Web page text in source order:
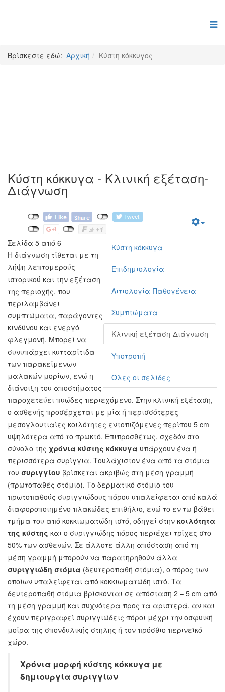
Βρίσκεστε εδώ: Αρχική Κύστη κόκκυγος
Κύστη κόκκυγα - Κλινική εξέταση-
Διάγνωση
Κύστη κόκκυγα
Επιδημιολογία
Αιτιολογία-Παθογένεια
Συμπτώματα
Κλινική εξέταση-Διάγνωση
Υποτροπή
Όλες οι σελίδες
Σελίδα 5 από 6
Η διάγνωση τίθεται με τη
λήψη λεπτομερούς
ιστορικού και την εξέταση
της περιοχής, που
περιλαμβάνει
συμπτώματα, παράγοντες
κινδύνου και ενεργό
φλεγμονή. Μπορεί να
συνυπάρχει κυτταρίτιδα
των παρακείμενων
μαλακών μορίων, ενώ η
διάνοιξη του αποστήματος
παροχετεύει πυώδες περιεχόμενο. Στην κλινική εξέταση,
ο ασθενής προσέρχεται με μία ή περισσότερες
μεσογλουτιαίες κοιλότητες εντοπιζόμενες περίπου 5 cm
υψηλότερα από το πρωκτό. Επιπροσθέτως, σχεδόν στο
σύνολο της χρόνια κύστης κόκκυγα υπάρχουν ένα ή
περισσότερα συρίγγια. Τουλάχιστον ένα από τα στόμια
του συριγγίου βρίσκεται ακριβώς στη μέση γραμμή
(πρωτοπαθές στόμιο). Το δερματικό στόμιο του
πρωτοπαθούς συριγγιώδους πόρου υπαλείφεται από καλά
διαφοροποιημένο πλακώδες επιθήλιο, ενώ το εν τω βάθει
τμήμα του από κοκκιωματώδη ιστό, οδηγεί στην κοιλότητα
της κύστης και ο συριγγιώδης πόρος περιέχει τρίχες στο
50% των ασθενών. Σε άλλοτε άλλη απόσταση από τη
μέση γραμμή μπορούν να παρατηρηθούν άλλα
συριγγιώδη στόμια (δευτεροπαθή στόμια), ο πόρος των
οποίων υπαλείφεται από κοκκιωματώδη ιστό. Τα
δευτεροπαθή στόμια βρίσκονται σε απόσταση 2 – 5 cm από
τη μέση γραμμή και συχνότερα προς τα αριστερά, αν και
έχουν περιγραφεί συριγγιώδεις πόροι μέχρι την οσφυική
μοίρα της σπονδυλικής στηλης ή τον πρόσθιο περινεϊκό
χώρο.
Χρόνια μορφή κύστης κόκκυγα με
δημιουργία συριγγίων